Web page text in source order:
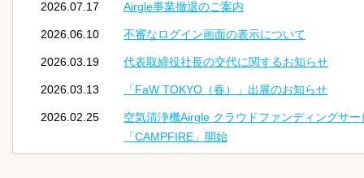
2026.07.17 Airgle事業撤退のご案内
2026.06.10 不審なログイン画面の表示について
2026.03.19 代表取締役社長の交代に関するお知らせ
2026.03.13 「FaW TOKYO（春）」出展のお知らせ
2026.02.25
空気清浄機Airgle クラウドファンディングサー
「CAMPFIRE」開始